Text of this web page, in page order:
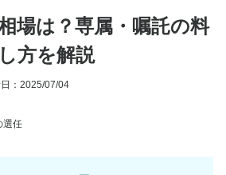
場は？専属・嘱託の料
方を解説
：2025/07/04
選任